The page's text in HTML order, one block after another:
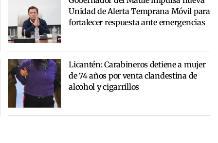
Unidad de Alerta Temprana Móvil para
fortalecer respuesta ante emergencias
Licantén: Carabineros detiene a mujer
de 74 años por venta clandestina de
alcohol y cigarrillos